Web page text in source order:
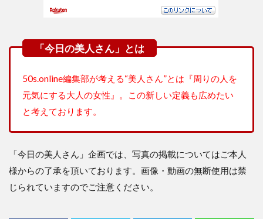
50s.online編集部が考える“美人さん”とは『周りの人を
元気にする大人の女性』。この新しい定義も広めたい
と考えております。
「今日の美人さん」企画では、写真の掲載についてはご本人
様からの了承を頂いております。画像・動画の無断使用は禁
じられていますのでご注意ください。